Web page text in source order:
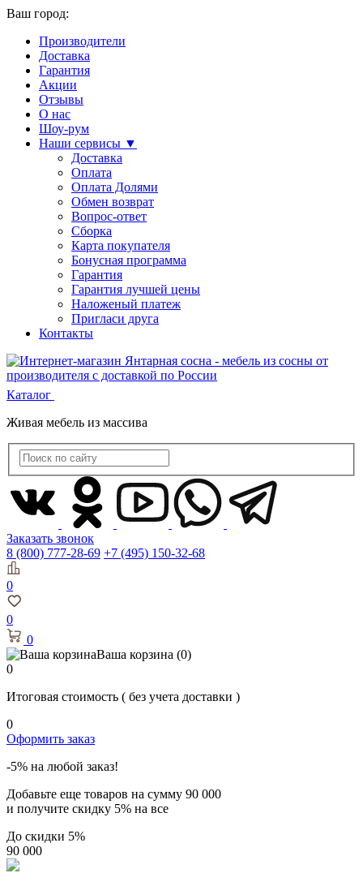
Ваш город:
Производители
Доставка
Гарантия
Акции
Отзывы
О нас
Шоу-рум
Наши сервисы ▼
Доставка
Оплата
Оплата Долями
Обмен возврат
Вопрос-ответ
Сборка
Карта покупателя
Бонусная программа
Гарантия
Гарантия лучшей цены
Наложеный платеж
Пригласи друга
Контакты
Каталог
Живая мебель из массива
Заказать звонок
8 (800) 777-28-69 +7 (495) 150-32-68
0
0
0
Ваша корзина (0)
0
Итоговая стоимость ( без учета доставки )
0
Оформить заказ
-5% на любой заказ!
Добавьте еще товаров на сумму 90 000
и получите скидку 5% на все
До скидки 5%
90 000